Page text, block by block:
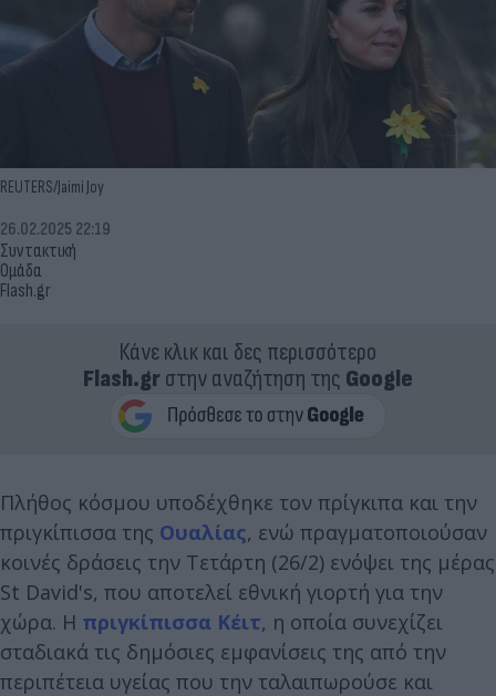
REUTERS/Jaimi Joy
Συντακτική
Ομάδα
Flash.gr
26.02.2025 22:19
Κάνε κλικ και δες περισσότερο
Flash.grστην αναζήτηση της Google
Πλήθος κόσμου υποδέχθηκε τον πρίγκιπα και την
πριγκίπισσα της Ουαλίας, ενώ πραγματοποιούσαν
κοινές δράσεις την Τετάρτη (26/2) ενόψει της μέρας
St David's, που αποτελεί εθνική γιορτή για την
χώρα. Η πριγκίπισσα Κέιτ, η οποία συνεχίζει
σταδιακά τις δημόσιες εμφανίσεις της από την
περιπέτεια υγείας που την ταλαιπωρούσε και